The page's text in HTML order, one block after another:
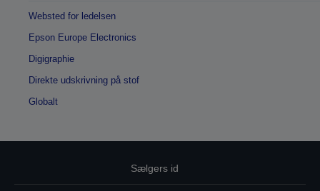
Websted for ledelsen
Epson Europe Electronics
Digigraphie
Direkte udskrivning på stof
Globalt
Sælgers id